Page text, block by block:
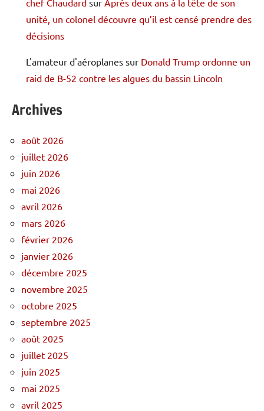
unité, un colonel découvre qu’il est censé prendre des
décisions
L'amateur d'aéroplanes sur Donald Trump ordonne un
raid de B-52 contre les algues du bassin Lincoln
Archives
août 2026
juillet 2026
juin 2026
mai 2026
avril 2026
mars 2026
février 2026
janvier 2026
décembre 2025
novembre 2025
octobre 2025
septembre 2025
août 2025
juillet 2025
juin 2025
mai 2025
avril 2025